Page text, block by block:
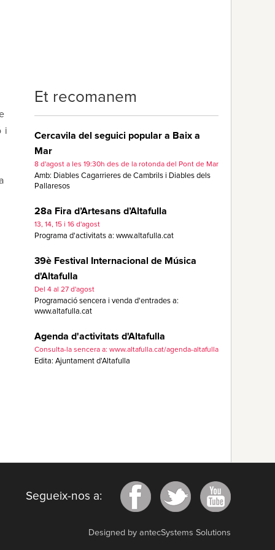
i
Et recomanem
Cercavila del seguici popular a Baix a
Mar
8 d'agost a les 19:30h des de la rotonda del Pont de Mar
Amb: Diables Cagarrieres de Cambrils i Diables dels
Pallaresos
28a Fira d’Artesans d’Altafulla
13, 14, 15 i 16 d'agost
Programa d'activitats a: www.altafulla.cat
39è Festival Internacional de Música
d'Altafulla
Del 4 al 27 d'agost
Programació sencera i venda d'entrades a:
www.altafulla.cat
Agenda d'activitats d'Altafulla
Consulta-la sencera a: www.altafulla.cat/agenda-altafulla
Edita: Ajuntament d'Altafulla
Segueix-nos a:
Designed by antecSystems Solutions